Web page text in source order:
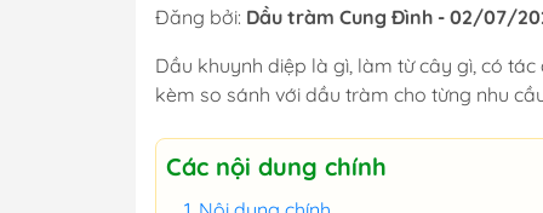
Đăng bởi: Dầu tràm Cung Đình - 02/07/
Dầu khuynh diệp là gì, làm từ cây gì, có
kèm so sánh với dầu tràm cho từng nhu
Các nội dung chính